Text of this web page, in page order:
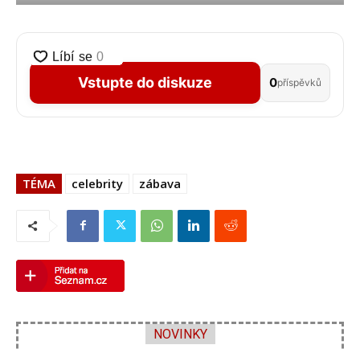
Vstupte do diskuze 0příspěvků
TÉMA celebrity zábava
NOVINKY